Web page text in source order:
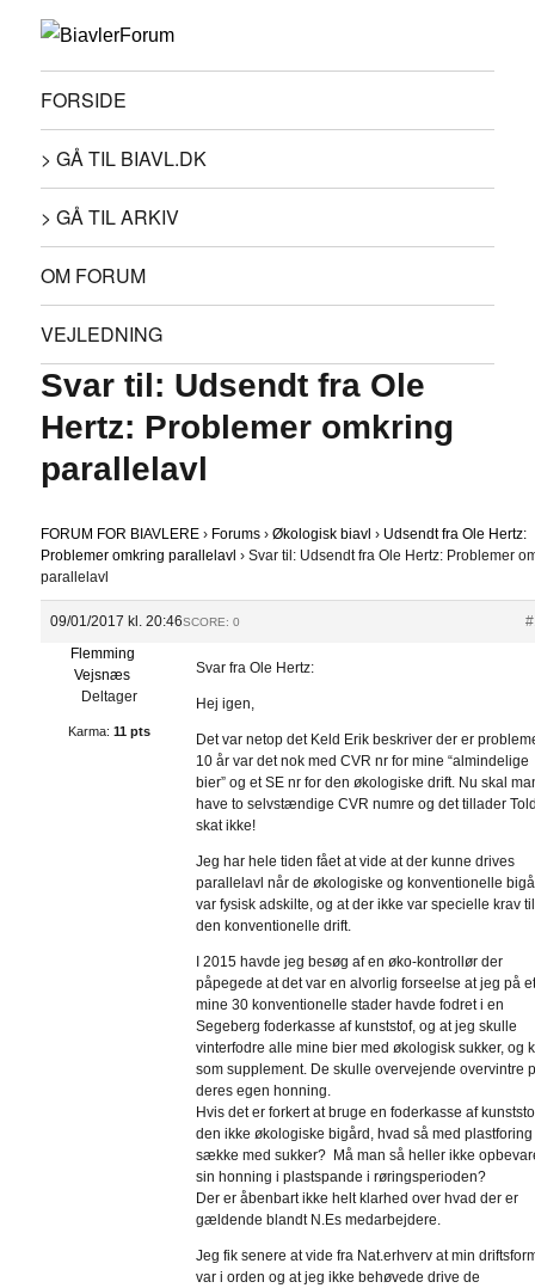
FORSIDE
> GÅ TIL BIAVL.DK
> GÅ TIL ARKIV
OM FORUM
VEJLEDNING
Svar til: Udsendt fra Ole
Hertz: Problemer omkring
parallelavl
FORUM FOR BIAVLERE › Forums › Økologisk biavl › Udsendt fra Ole Hertz:
Problemer omkring parallelavl › Svar til: Udsendt fra Ole Hertz: Problemer
parallelavl
09/01/2017 kl. 20:46SCORE: 0
Flemming
Vejsnæs
Deltager
Karma: 11 pts
Svar fra Ole Hertz:
Hej igen,
Det var netop det Keld Erik beskriver der er
10 år var det nok med CVR nr for mine “almindelige
bier” og et SE nr for den økologiske drift. Nu skal
have to selvstændige CVR numre og det tillader
skat ikke!
Jeg har hele tiden fået at vide at der kunne drives
parallelavl når de økologiske og konventionelle
var fysisk adskilte, og at der ikke var specielle krav til
den konventionelle drift.
I 2015 havde jeg besøg af en øko-kontrollør der
påpegede at det var en alvorlig forseelse at jeg på
mine 30 konventionelle stader havde fodret i en
Segeberg foderkasse af kunststof, og at jeg skulle
vinterfodre alle mine bier med økologisk sukker, og
som supplement. De skulle overvejende overvintre
deres egen honning.
Hvis det er forkert at bruge en foderkasse af
den ikke økologiske bigård, hvad så med plastforing
sække med sukker? Må man så heller ikke
sin honning i plastspande i røringsperioden?
Der er åbenbart ikke helt klarhed over hvad der er
gældende blandt N.Es medarbejdere.
Jeg fik senere at vide fra Nat.erhverv at min
var i orden og at jeg ikke behøvede drive de